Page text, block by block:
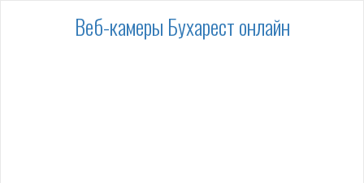
Веб-камеры Бухарест онлайн